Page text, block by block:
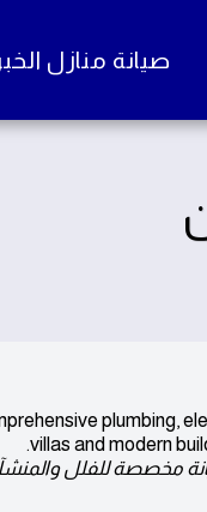
صيانة منازل الخبر 24 ساعة
plumbing,
villas and modern
مخصصة للفلل